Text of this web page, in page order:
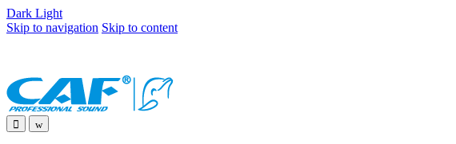
Dark Light
Skip to navigation Skip to content